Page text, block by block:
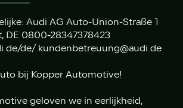
Audi AG Auto-Union-Straße 1
DE 0800-28347378423
de/ kundenbetreuung@audi.de
bij Kopper Automotive!
geloven we in eerlijkheid,